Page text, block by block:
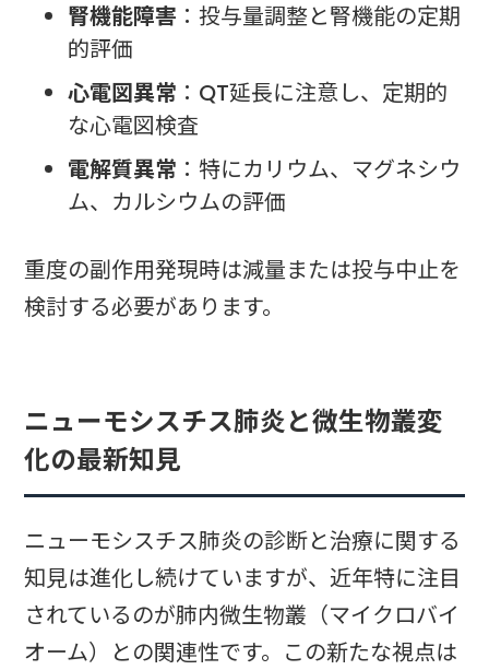
腎機能障害 ：投与量調整と腎機能の定期
的評価
心電図異常 ：QT延長に注意し、定期的
な心電図検査
電解質異常 ：特にカリウム、マグネシウ
ム、カルシウムの評価
重度の副作用発現時は減量または投与中止を
検討する必要があります。
ニューモシスチス肺炎と微生物叢変
化の最新知見
ニューモシスチス肺炎の診断と治療に関する
知見は進化し続けていますが、近年特に注目
されているのが肺内微生物叢（マイクロバイ
オーム）との関連性です。この新たな視点は